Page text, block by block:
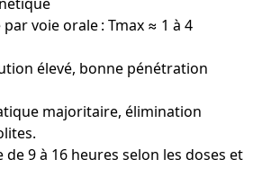
voie orale : Tmax ≈ 1 à 4
élevé, bonne pénétration
majoritaire, élimination
de 9 à 16 heures selon les doses et